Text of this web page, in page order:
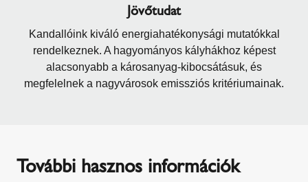
Jövőtudat
Kandallóink kiváló energiahatékonysági mutatókkal
rendelkeznek. A hagyományos kályhákhoz képest
alacsonyabb a károsanyag-kibocsátásuk, és
megfelelnek a nagyvárosok emissziós kritériumainak.
További hasznos információk